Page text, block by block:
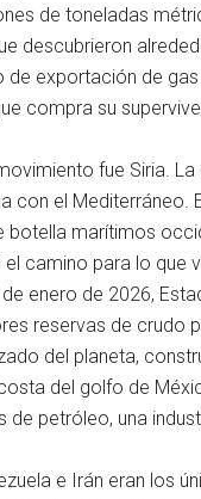
de toneladas
descubrieron
de exportación de
compra su
fue Siria.
con el Mediterráneo.
botella marítimos
camino para lo que
enero de 2026,
reservas de crudo
del planeta,
del golfo de
petróleo, una
e Irán eran los